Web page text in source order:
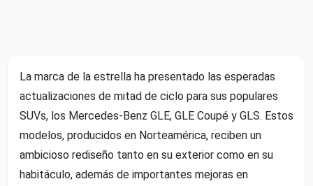
La marca de la estrella ha presentado las esperadas
actualizaciones de mitad de ciclo para sus populares
SUVs, los Mercedes-Benz GLE, GLE Coupé y GLS. Estos
modelos, producidos en Norteamérica, reciben un
ambicioso rediseño tanto en su exterior como en su
habitáculo, además de importantes mejoras en